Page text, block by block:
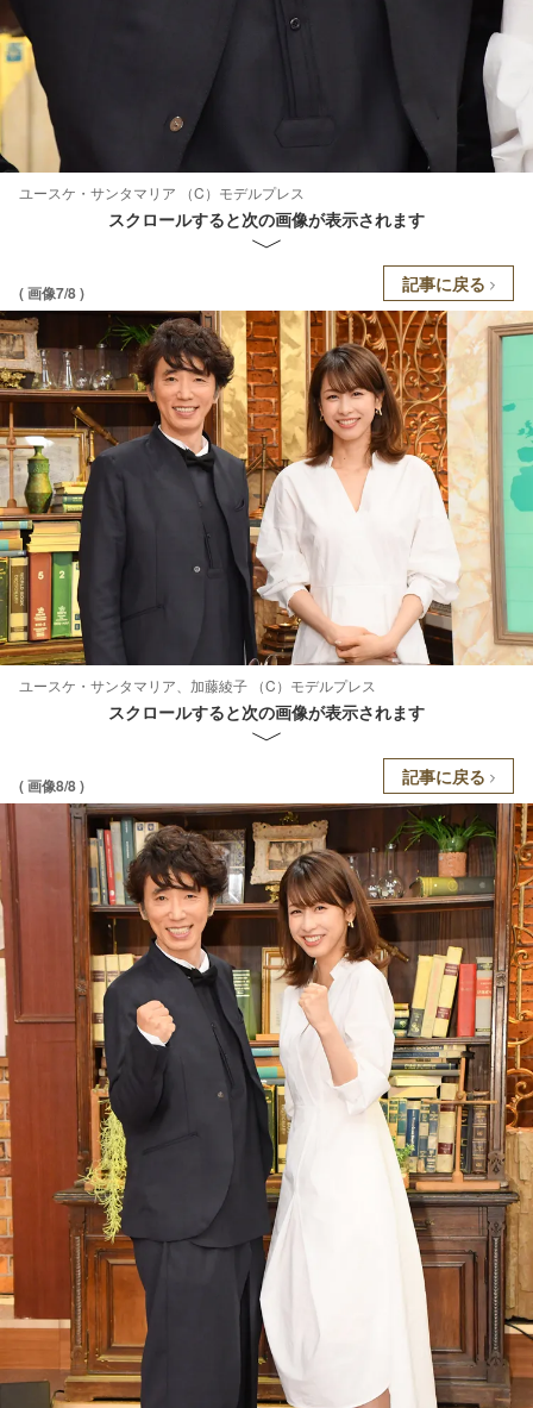
ユースケ・サンタマリア （C）モデルプレス
スクロールすると次の画像が表示されます
( 画像7/8 ) 記事に戻る
ユースケ・サンタマリア、加藤綾子 （C）モデルプレス
スクロールすると次の画像が表示されます
( 画像8/8 ) 記事に戻る